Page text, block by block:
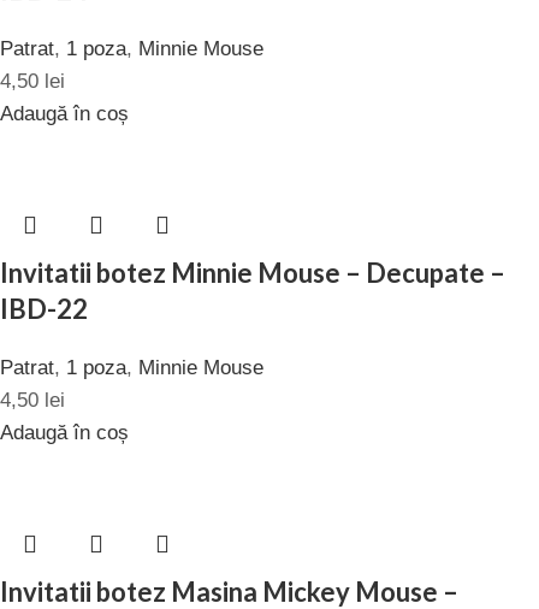
Patrat, 1 poza, Minnie Mouse
4,50 lei
Adaugă în coș
Invitatii botez Minnie Mouse – Decupate –
IBD-22
Patrat, 1 poza, Minnie Mouse
4,50 lei
Adaugă în coș
Invitatii botez Masina Mickey Mouse –